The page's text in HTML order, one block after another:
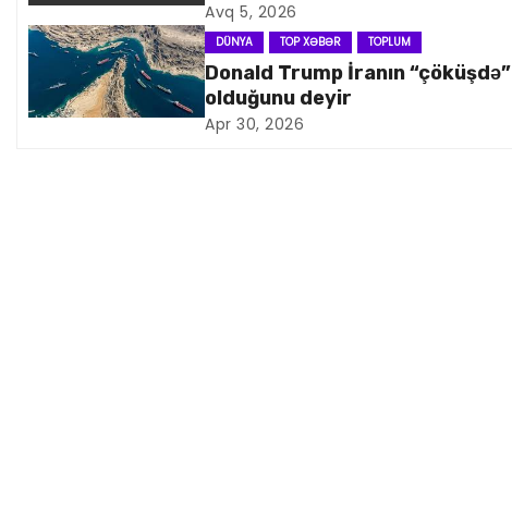
v
q
Avq 5, 2026
DÜNYA TOP XƏBƏR TOPLUM
Donald Trump İranın “çöküşdə”
olduğunu deyir
Apr 30, 2026